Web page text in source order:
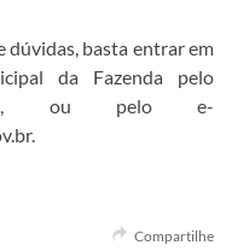
dúvidas, basta entrar em
da Fazenda pelo
ou pelo e-
Compartilhe